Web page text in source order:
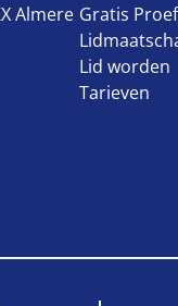
Almere Gratis
Lid worden
Tarieven